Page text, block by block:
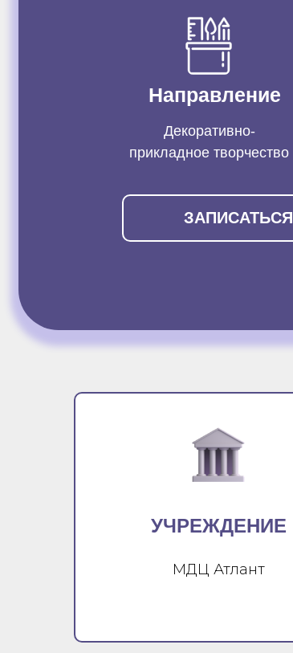
Направление
Декоративно-
прикладное творчество
ЗАПИСАТЬСЯ
УЧРЕЖДЕНИЕ
МДЦ Атлант